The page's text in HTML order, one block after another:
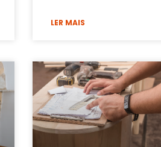
LER MAIS